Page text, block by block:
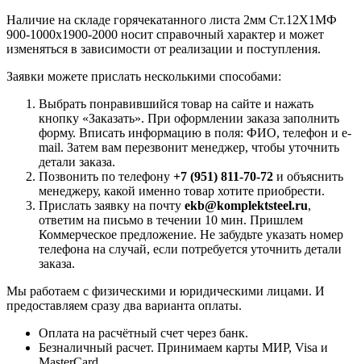
Наличие на складе горячекатанного листа 2мм Ст.12Х1МФ
900-1000х1900-2000 носит справочный характер и может
изменяться в зависимости от реализации и поступления.
Заявки можете прислать несколькими способами:
Выбрать понравившийся товар на сайте и нажать
кнопку «Заказать». При оформлении заказа заполнить
форму. Вписать информацию в поля: ФИО, телефон и e-
mail. Затем вам перезвонит менеджер, чтобы уточнить
детали заказа.
Позвонить по телефону +7 (951) 811-70-72 и объяснить
менеджеру, какой именно товар хотите приобрести.
Прислать заявку на почту ekb@komplektsteel.ru,
ответим на письмо в течении 10 мин. Пришлем
Коммерческое предложение. Не забудьте указать номер
телефона на случай, если потребуется уточнить детали
заказа.
Мы работаем с физическими и юридическими лицами. И
предоставляем сразу два варианта оплаты.
Оплата на расчётный счет через банк.
Безналичный расчет. Принимаем карты МИР, Visa и